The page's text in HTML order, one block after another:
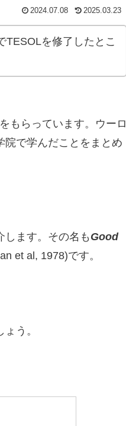
2024.07.08 2025.03.23
TESOLを修了したとこ
もらっています。ウーロ
院で学んだことをまとめ
します。その名も Good
et al, 1978)です。
う。